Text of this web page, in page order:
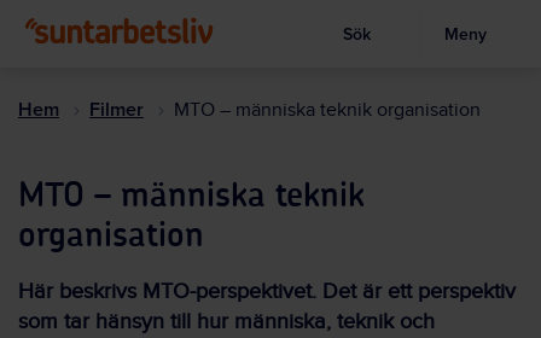
till
Visa sökruta
Sök Meny
Hem Filmer MTO – människa teknik organisation
MTO – människa teknik
organisation
Här beskrivs MTO-perspektivet. Det är ett perspektiv
som tar hänsyn till hur människa, teknik och